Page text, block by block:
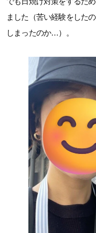
ました（苦い経験をした
しまったのか…）。